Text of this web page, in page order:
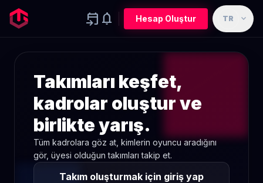
event_upcoming notifications Hesap Oluştur TR expand_more
Takımları keşfet,
kadrolar oluştur ve
birlikte yarış.
Tüm kadrolara göz at, kimlerin oyuncu aradığını
gör, üyesi olduğun takımları takip et.
Takım oluşturmak için giriş yap